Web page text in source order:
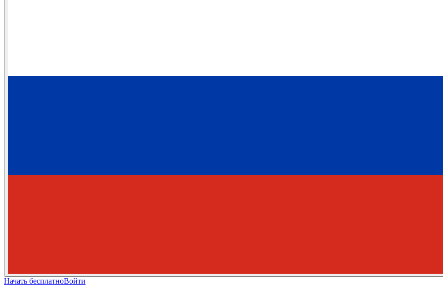
Начать бесплатноВойти